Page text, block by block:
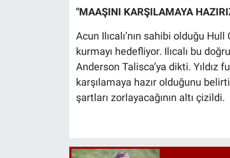
"MAAŞINI KARŞILAMAYA
Acun Ilıcalı’nın sahibi olduğu
kurmayı hedefliyor. Ilıcalı bu
Anderson Talisca’ya dikti. Yıldız
karşılamaya hazır olduğunu
şartları zorlayacağının altı çizildi.